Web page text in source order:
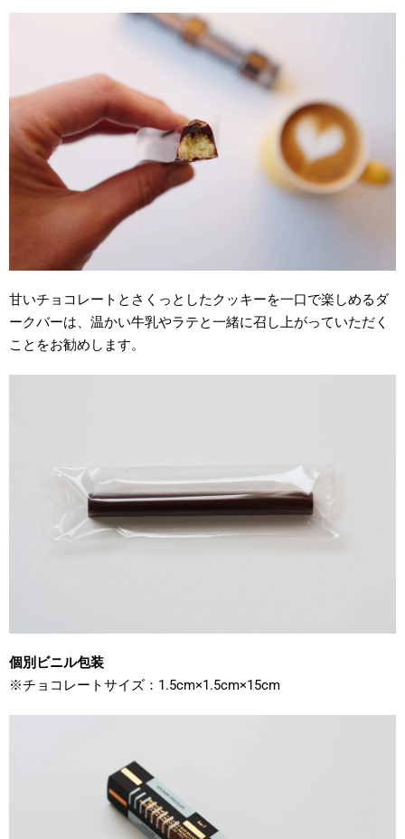
甘いチョコレートとさくっとしたクッキーを一口で楽しめるダ
ークバーは、温かい牛乳やラテと一緒に召し上がっていただく
ことをお勧めします。
個別ビニル包装
※チョコレートサイズ：1.5cm×1.5cm×15cm